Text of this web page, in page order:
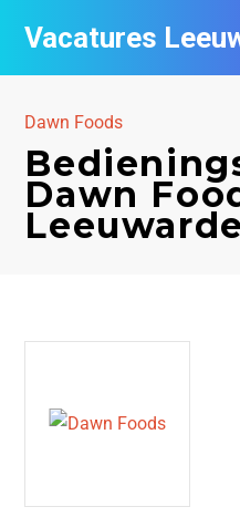
Vacatures
Dawn Foods
Dawn
Vacatures per bedrijf
Nieuwsbrief feed